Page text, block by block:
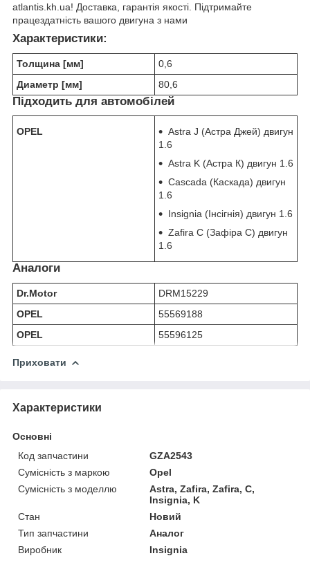
atlantis.kh.ua! Доставка, гарантія якості. Підтримайте
працездатність вашого двигуна з нами
Характеристики:
Толщина [мм]
0,6
Диаметр [мм]
80,6
Підходить для автомобілей
OPEL
Astra J (Астра Джей) двигун
1.6
Astra K (Астра К) двигун 1.6
Cascada (Каскада) двигун
1.6
Insignia (Інсігнія) двигун 1.6
Zafira C (Зафіра С) двигун
1.6
Аналоги
Dr.Motor
DRM15229
OPEL
55569188
OPEL
55596125
Приховати
Характеристики
Основні
Код запчастини
GZA2543
Сумісність з маркою
Opel
Сумісність з моделлю
Astra, Zafira, Zafira, C,
Insignia, K
Стан
Новий
Тип запчастини
Аналог
Виробник
Insignia